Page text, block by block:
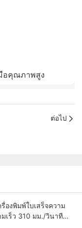
อคุณภาพสูง
ต่อไป
องพิมพ์ใบเสร็จความ
เร็ว 310 มม./วินาที